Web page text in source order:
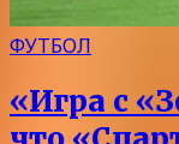
ФУТБОЛ
«Игра с